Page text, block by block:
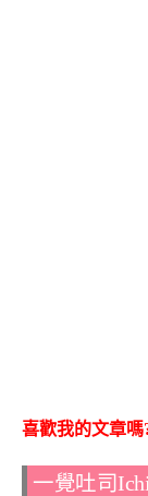
喜歡我的文章
一覺吐司